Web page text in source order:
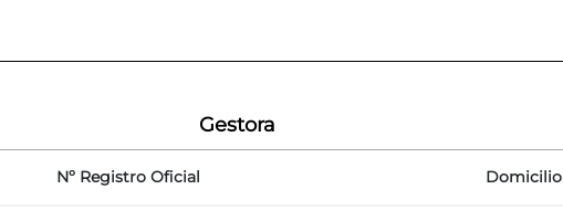
Gestora
Nº Registro Oficial Domicilio